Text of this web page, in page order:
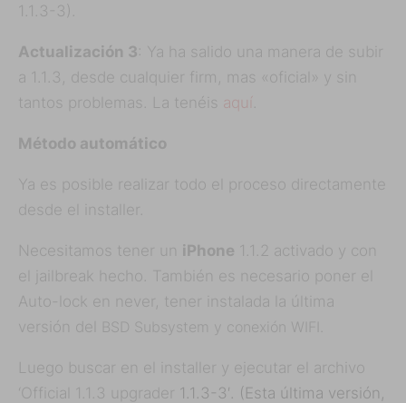
1.1.3-3).
Actualización 3: Ya ha salido una manera de subir
a 1.1.3, desde cualquier firm, mas «oficial» y sin
tantos problemas. La tenéis aquí
Método automático
Ya es posible realizar todo el proceso directamente
desde el installer.
Necesitamos tener un iPhone 1.1.2 activado y con
el jailbreak hecho. También es necesario poner el
Auto-lock en never, tener instalada la última
versión del
BSD Subsystem y conexión WIFI.
Luego buscar en el installer y ejecutar el archivo
‘Official 1.1.3 upgrader 1.1.3-3′. (Esta última versión,